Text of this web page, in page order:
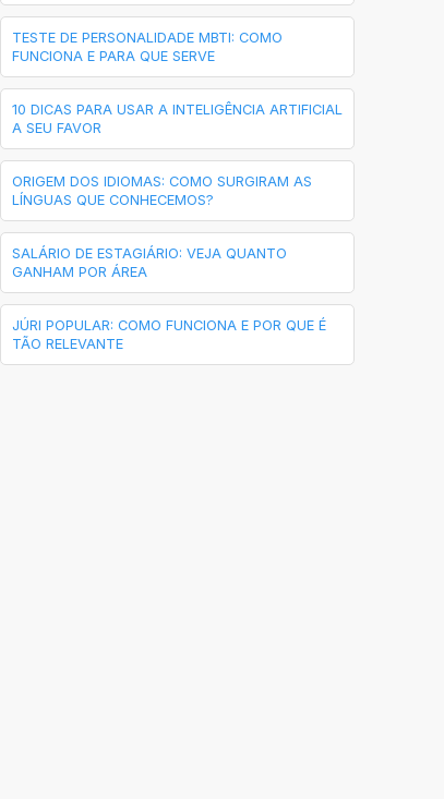
TESTE DE PERSONALIDADE MBTI: COMO
FUNCIONA E PARA QUE SERVE
10 DICAS PARA USAR A INTELIGÊNCIA ARTIFICIAL
A SEU FAVOR
ORIGEM DOS IDIOMAS: COMO SURGIRAM AS
LÍNGUAS QUE CONHECEMOS?
SALÁRIO DE ESTAGIÁRIO: VEJA QUANTO
GANHAM POR ÁREA
JÚRI POPULAR: COMO FUNCIONA E POR QUE É
TÃO RELEVANTE